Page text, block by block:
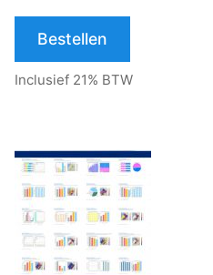
Bestellen
Inclusief 21% BTW